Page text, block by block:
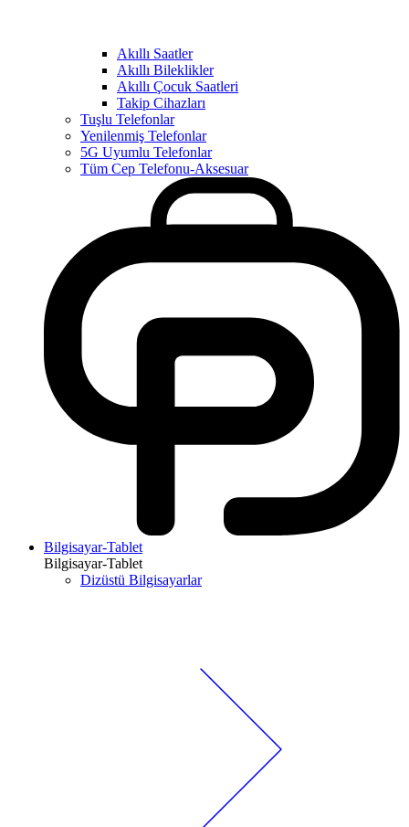
Akıllı Saatler
Akıllı Bileklikler
Akıllı Çocuk Saatleri
Takip Cihazları
Tuşlu Telefonlar
Yenilenmiş Telefonlar
5G Uyumlu Telefonlar
Tüm Cep Telefonu-Aksesuar
Bilgisayar-Tablet
Bilgisayar-Tablet
Dizüstü Bilgisayarlar